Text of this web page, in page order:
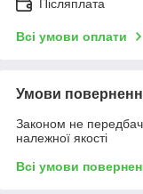
Післяплата
Всі умови оплати
Умови
Законом не
належної якості
Всі умови